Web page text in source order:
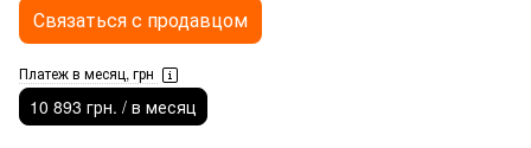
Связаться с продавцом
Платеж в месяц, грн
10 893 грн. / в месяц